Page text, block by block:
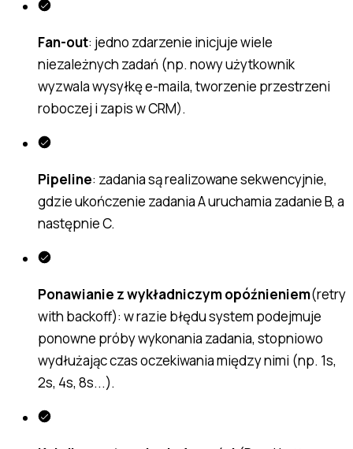
Fan-out: jedno zdarzenie inicjuje wiele
niezależnych zadań (np. nowy użytkownik
wyzwala wysyłkę e-maila, tworzenie przestrzeni
roboczej i zapis w CRM).
Pipeline: zadania są realizowane sekwencyjnie,
gdzie ukończenie zadania A uruchamia zadanie B, a
następnie C.
Ponawianie z wykładniczym opóźnieniem(retry
with backoff): w razie błędu system podejmuje
ponowne próby wykonania zadania, stopniowo
wydłużając czas oczekiwania między nimi (np. 1s,
2s, 4s, 8s...).